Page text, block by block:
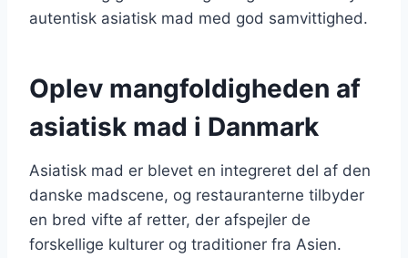
autentisk asiatisk mad med god samvittighed.
Oplev mangfoldigheden af
asiatisk mad i Danmark
Asiatisk mad er blevet en integreret del af den
danske madscene, og restauranterne tilbyder
en bred vifte af retter, der afspejler de
forskellige kulturer og traditioner fra Asien.